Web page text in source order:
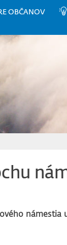
OBČANOV
námestia